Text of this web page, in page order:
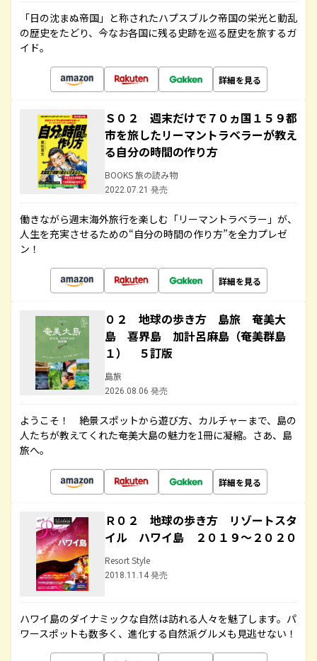
「日の沈まぬ帝国」と称されたハプスブルク帝国の栄光と動乱
の歴史をたどり、今なお各国に残る史跡を巡る歴史を旅するガ
イド。
詳細を見る
Ｓ０２ 週末だけで７０ヵ国１５９都
市を旅したリーマントラベラーが教え
る自分の時間の作り方
BOOKS 旅の読み物
2022.07.21 発売
働きながら週末海外旅行を楽しむ「リーマントラベラー」が、
人生を充実させるための“自分の時間の作り方”を全力プレゼ
ン！
詳細を見る
０２ 地球の歩き方 島旅 奄美大
島 喜界島 加計呂麻島（奄美群島
１） ５訂版
島旅
2026.08.06 発売
ようこそ！ 絶景スポットから遊び方、カルチャーまで、島の
人たちが教えてくれた奄美大島の魅力を1冊に凝縮。さあ、島
旅へ。
詳細を見る
Ｒ０２ 地球の歩き方 リゾートスタ
イル ハワイ島 ２０１９～２０２０
Resort Style
2018.11.14 発売
ハワイ島のダイナミックな自然は訪れる人々を魅了します。パ
ワースポットも数多く、進化する自然派グルメも見逃せない！